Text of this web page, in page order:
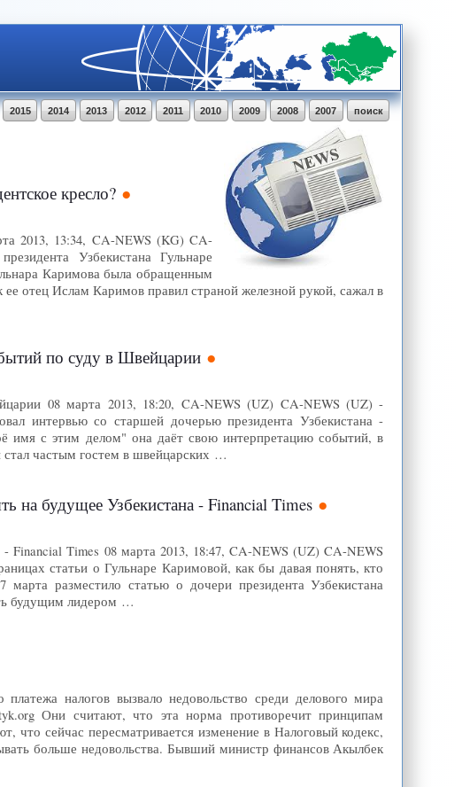
поиск
2007
2008
2009
2010
2011
2012
2013
2014
2015
кресло?
2013, 13:34, CA-NEWS (KG) CA-
Узбекистана Гульнаре
Каримова была обращенным
отец Ислам Каримов правил страной железной рукой, сажал в
по суду в Швейцарии
08 марта 2013, 18:20, CA-NEWS (UZ) CA-NEWS (UZ) -
интервью со старшей дочерью президента Узбекистана -
имя с этим делом" она даёт свою интерпретацию событий, в
частым гостем в швейцарских …
на будущее Узбекистана - Financial Times
Financial Times 08 марта 2013, 18:47, CA-NEWS (UZ) CA-NEWS
статьи о Гульнаре Каримовой, как бы давая понять, кто
разместило статью о дочери президента Узбекистана
будущим лидером …
налогов вызвало недовольство среди делового мира
Они считают, что эта норма противоречит принципам
что сейчас пересматривается изменение в Налоговый кодекс,
больше недовольства. Бывший министр финансов Акылбек